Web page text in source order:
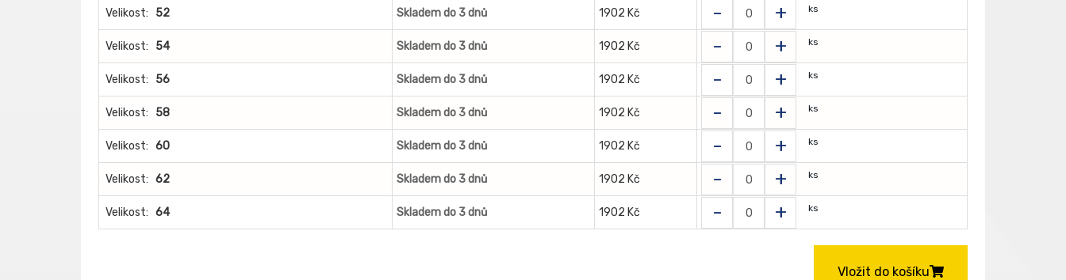
Velikost: 52 Skladem do 3 dnů 1902 Kč - + ks
Velikost: 54 Skladem do 3 dnů 1902 Kč - + ks
Velikost: 56 Skladem do 3 dnů 1902 Kč - + ks
Velikost: 58 Skladem do 3 dnů 1902 Kč - + ks
Velikost: 60 Skladem do 3 dnů 1902 Kč - + ks
Velikost: 62 Skladem do 3 dnů 1902 Kč - + ks
Velikost: 64 Skladem do 3 dnů 1902 Kč - + ks
Vložit do košíku